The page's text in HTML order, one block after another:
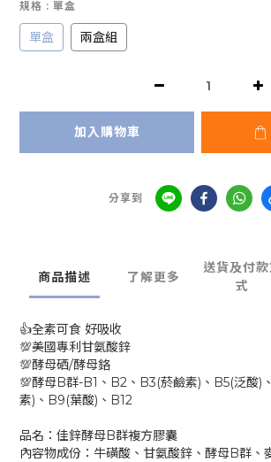
規格 : 單盒
單盒 兩盒組
加入購物車
分享到
商品描述 了解更多
送貨及付款
式
👍全素可食 好吸收
💯美國專利甘氨酸鋅
💯酵母硒/酵母鉻
💯酵母B群-B1、B2、B3(菸鹼素)、B5(泛酸)
素)、B9(葉酸)、B12
品名：佳鋅酵母B群複方膠囊
內容物成份：牛磺酸、甘氨酸鋅、酵母B群、